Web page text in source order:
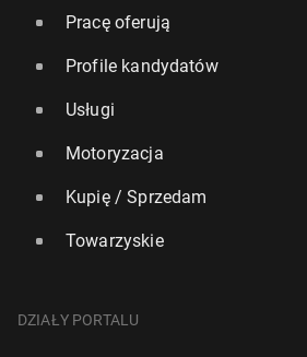
Pracę oferują
Profile kandydatów
Usługi
Motoryzacja
Kupię / Sprzedam
Towarzyskie
DZIAŁY PORTALU